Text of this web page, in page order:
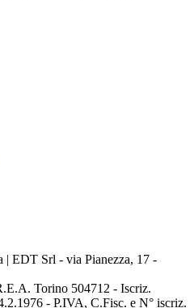
EDT Srl - via Pianezza, 17 -
Torino 504712 - Iscriz.
- P.IVA, C.Fisc. e N° iscriz.